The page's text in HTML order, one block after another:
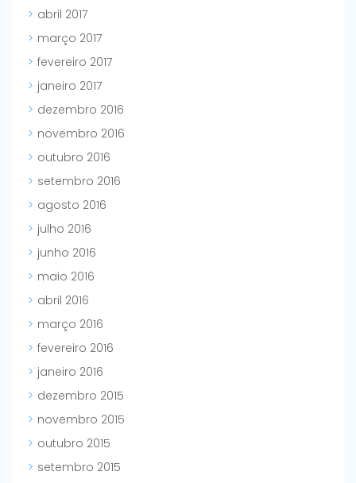
abril 2017
março 2017
fevereiro 2017
janeiro 2017
dezembro 2016
novembro 2016
outubro 2016
setembro 2016
agosto 2016
julho 2016
junho 2016
maio 2016
abril 2016
março 2016
fevereiro 2016
janeiro 2016
dezembro 2015
novembro 2015
outubro 2015
setembro 2015